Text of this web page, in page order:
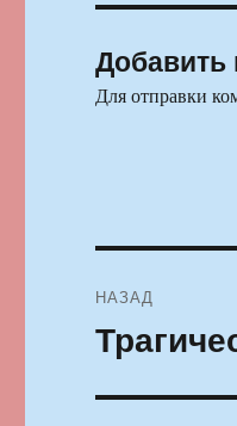
Добавить
Для отправки
по
НАЗАД
Предыдущая
запись: